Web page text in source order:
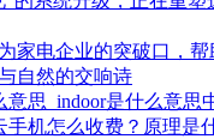
家电企业的突破口，
自然的交响诗
意思_indoor是什么意思
手机怎么收费？原理是